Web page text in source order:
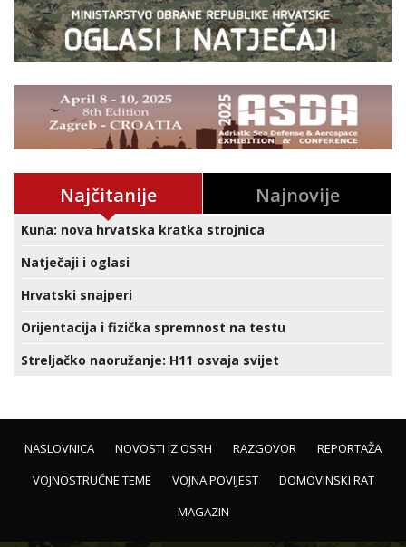
Najčitanije Najnovije
Kuna: nova hrvatska kratka strojnica
Natječaji i oglasi
Hrvatski snajperi
Orijentacija i fizička spremnost na testu
Streljačko naoružanje: H11 osvaja svijet
NASLOVNICA NOVOSTI IZ OSRH RAZGOVOR
REPORTAŽA
VOJNOSTRUČNE TEME
VOJNA POVIJEST
DOMOVINSKI RAT
MAGAZIN